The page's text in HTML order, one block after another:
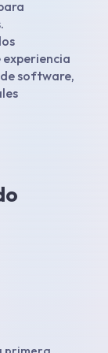
experiencia
software,